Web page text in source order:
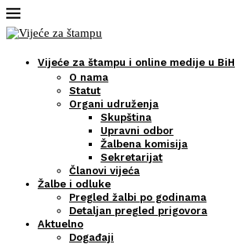
Vijeće za štampu i online medije u BiH
O nama
Statut
Organi udruženja
Skupština
Upravni odbor
Žalbena komisija
Sekretarijat
Članovi vijeća
Žalbe i odluke
Pregled žalbi po godinama
Detaljan pregled prigovora
Aktuelno
Događaji